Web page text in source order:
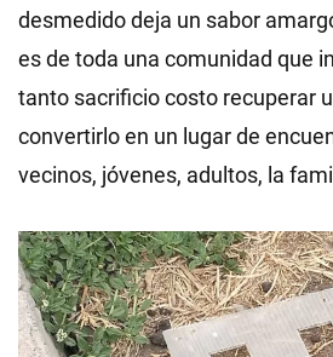
desmedido deja un sabor
es de toda una comunidad que
tanto sacrificio costo recuperar
convertirlo en un lugar de
vecinos, jóvenes, adultos, la